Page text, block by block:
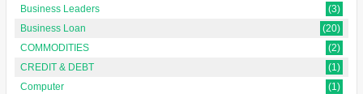
Business Leaders
(3)
Business Loan
(20)
COMMODITIES
(2)
CREDIT & DEBT
(1)
Computer
(1)